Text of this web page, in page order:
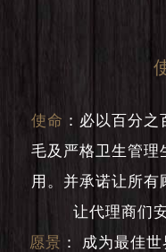
使命 ： 必以百分之
毛及严格卫生管理
用。并承诺让所有
让代理商们
愿景 ：
成为最佳